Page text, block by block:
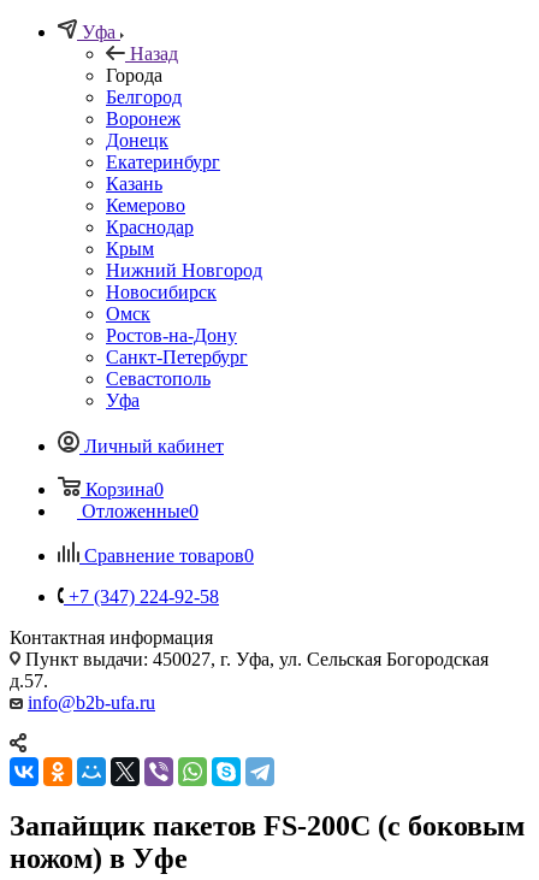
Уфа
Назад
Города
Белгород
Воронеж
Донецк
Екатеринбург
Казань
Кемерово
Краснодар
Крым
Нижний Новгород
Новосибирск
Омск
Ростов-на-Дону
Санкт-Петербург
Севастополь
Уфа
Личный кабинет
Корзина0
Отложенные0
Сравнение товаров0
+7 (347) 224-92-58
Контактная информация
Пункт выдачи: 450027, г. Уфа, ул. Сельская Богородская
д.57.
info@b2b-ufa.ru
Запайщик пакетов FS-200C (с боковым
ножом) в Уфе